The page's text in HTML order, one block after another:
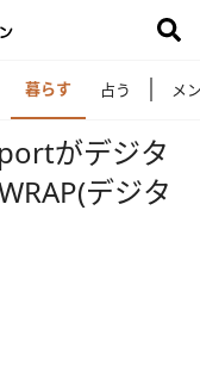
暮らす 占う メ
がデジタ
デジタ